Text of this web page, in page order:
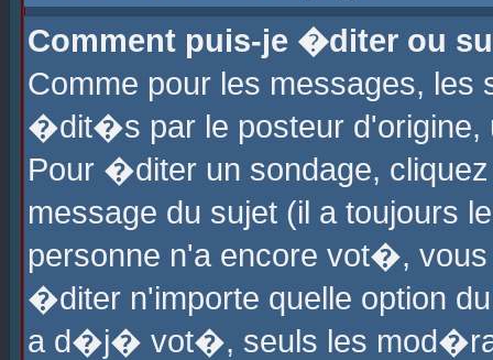
Comment puis-je �diter ou
Comme pour les messages,
�dit�s par le posteur d'origine,
Pour �diter un sondage,
message du sujet (il a toujours
personne n'a encore vot�,
�diter n'importe quelle option
a d�j� vot�, seuls les